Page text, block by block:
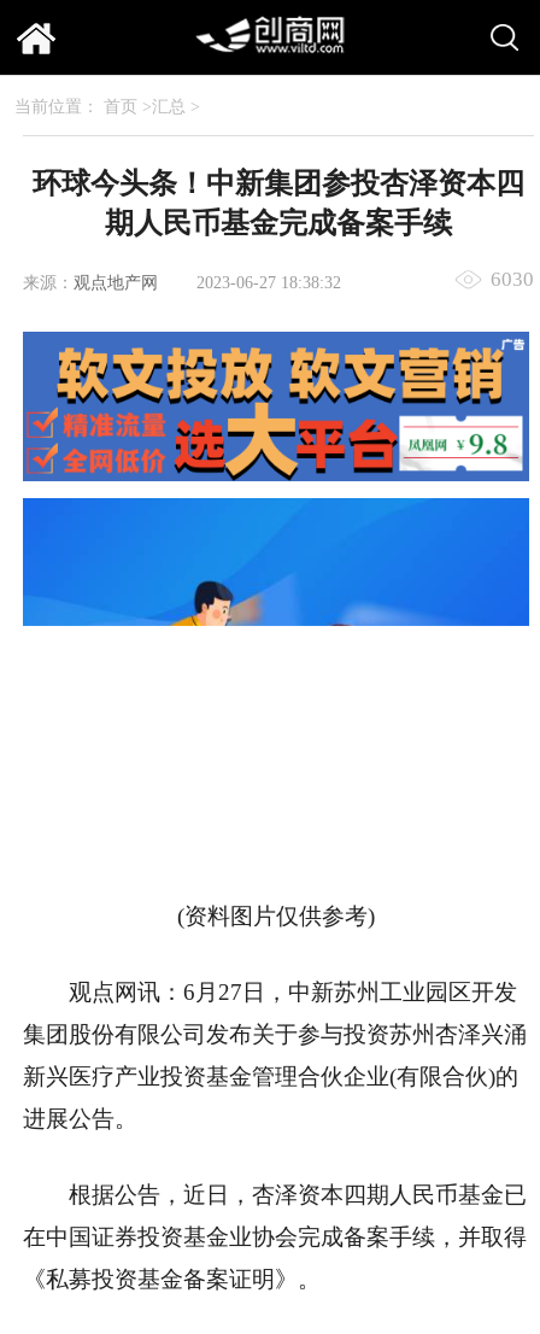
当前位置： 首页 >汇总 >
环球今头条！中新集团参投杏泽资本四
期人民币基金完成备案手续
来源： 观点地产网 2023-06-27 18:38:32 6030
(资料图片仅供参考)
观点网讯：6月27日，中新苏州工业园区开发
集团股份有限公司发布关于参与投资苏州杏泽兴涌
新兴医疗产业投资基金管理合伙企业(有限合伙)的
进展公告。
根据公告，近日，杏泽资本四期人民币基金已
在中国证券投资基金业协会完成备案手续，并取得
《私募投资基金备案证明》。